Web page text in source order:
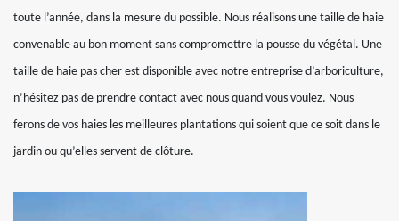
toute l’année, dans la mesure du possible. Nous réalisons une taille de haie
convenable au bon moment sans compromettre la pousse du végétal. Une
taille de haie pas cher est disponible avec notre entreprise d’arboriculture,
n’hésitez pas de prendre contact avec nous quand vous voulez. Nous
ferons de vos haies les meilleures plantations qui soient que ce soit dans le
jardin ou qu’elles servent de clôture.